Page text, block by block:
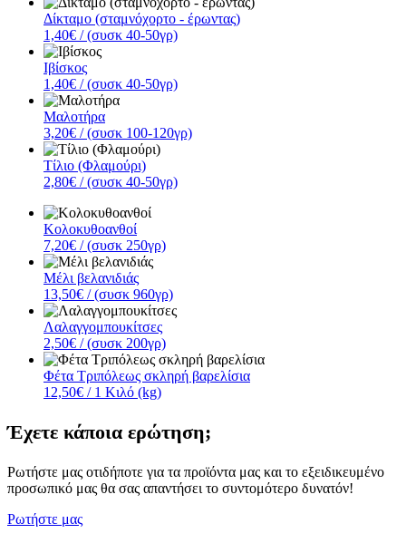
Δίκταμο (σταμνόχορτο - έρωντας)
1,40€ / (συσκ 40-50γρ)
Ιβίσκος
1,40€ / (συσκ 40-50γρ)
Μαλοτήρα
3,20€ / (συσκ 100-120γρ)
Τίλιο (Φλαμούρι)
2,80€ / (συσκ 40-50γρ)
Κολοκυθοανθοί
7,20€ / (συσκ 250γρ)
Μέλι βελανιδιάς
13,50€ / (συσκ 960γρ)
Λαλαγγομπουκίτσες
2,50€ / (συσκ 200γρ)
Φέτα Τριπόλεως σκληρή βαρελίσια
12,50€ / 1 Κιλό (kg)
Έχετε κάποια ερώτηση;
Ρωτήστε μας οτιδήποτε για τα προϊόντα μας και το εξειδικευμένο
προσωπικό μας θα σας απαντήσει το συντομότερο δυνατόν!
Ρωτήστε μας